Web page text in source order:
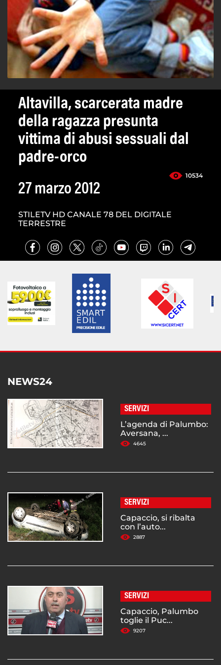
Altavilla, scarcerata madre
della ragazza presunta
vittima di abusi sessuali dal
padre-orco
10534
27 marzo 2012
STILETV HD CANALE 78 DEL DIGITALE
TERRESTRE
NEWS24
SERVIZI
L’agenda di Palumbo:
Aversana, ...
4645
SERVIZI
Capaccio, si ribalta
con l’auto...
2887
SERVIZI
Capaccio, Palumbo
toglie il Puc...
9207